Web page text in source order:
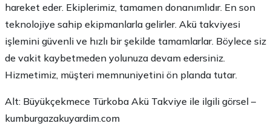
hareket eder. Ekiplerimiz, tamamen donanımlıdır. En son
teknolojiye sahip ekipmanlarla gelirler. Akü takviyesi
işlemini güvenli ve hızlı bir şekilde tamamlarlar. Böylece siz
de vakit kaybetmeden yolunuza devam edersiniz.
Hizmetimiz, müşteri memnuniyetini ön planda tutar.
Alt: Büyükçekmece Türkoba Akü Takviye ile ilgili görsel –
kumburgazakuyardim.com